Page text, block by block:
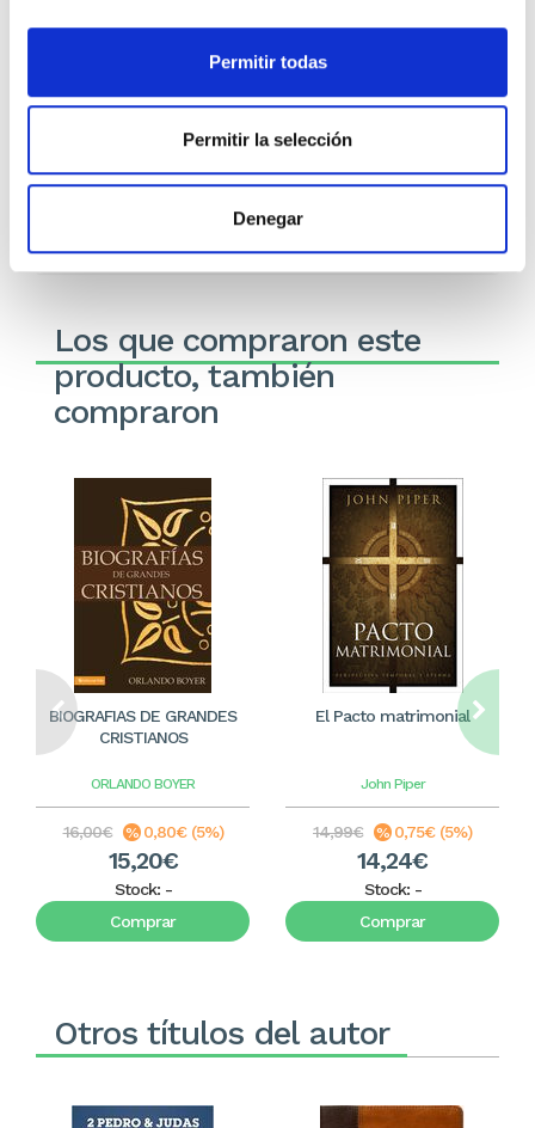
Permitir todas
Permitir la selección
Denegar
Cantidad
Comprar ahora
Envío gratis a Península
Los que compraron este
producto, también
compraron
BIOGRAFIAS DE GRANDES
CRISTIANOS
ORLANDO BOYER
16,00€ 0,80€ (5%)
15,20€
Stock: -
Comprar
El Pacto matrimonial
John Piper
14,99€ 0,75€ (5%)
14,24€
Stock: -
Comprar
Otros títulos del autor